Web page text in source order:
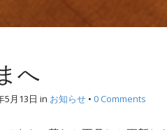
へ
5月13日 in お知らせ • 0 Comments